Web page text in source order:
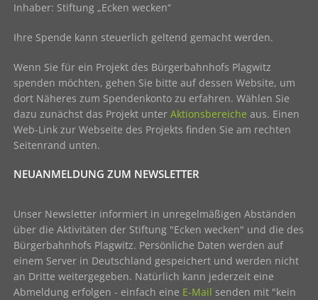
Inhaber: Stiftung „Ecken wecken“
Ihre Spende kann steuerlich geltend gemacht werden.
Wenn Sie für ein Projekt des Bürgerbahnhofs Plagwitz
spenden möchten, gehen Sie bitte auf dessen Website, um
dort Näheres zum Spendenkonto zu erfahren. Wählen Sie
dazu zunächst das Projekt unterAktionsbereiche aus. Einen
Web-Link zur Webseite des Projekts finden Sie am rechten
Seitenrand unten.
NEUANMELDUNG ZUM NEWSLETTER
Unser Newsletter informiert in unregelmäßigen Abständen
über die Aktivitäten der Stiftung "Ecken wecken" und die des
Bürgerbahnhofs Plagwitz. Persönliche Daten werden auf
einem Server in Deutschland gespeichert und werden nicht
an Dritte weitergegeben. Natürlich kann jederzeit eine
Abmeldung erfolgen - einfach eine E-Mail senden mit "kein